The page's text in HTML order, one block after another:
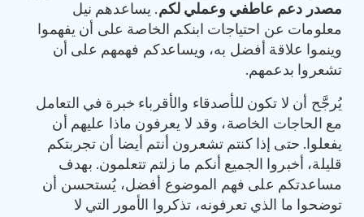
مصدر دعم عاطفي وعملي لكم. يساعدهم نيل
معلومات عن احتياجات ابنكم الخاصة على أن يفهموا
وينموا علاقة أفضل به، ويساعدكم فهمهم على أن
تشعروا بدعمهم.
يُرجَّح أن لا تكون للأصدقاء والأقرباء خبرة في التعامل
مع الحاجات الخاصة، وقد لا يعرفون ماذا عليهم أن
يفعلوا. حتى إذا كنتم تشعرون أنتم أيضا أن تجربتكم
قليلة، أخبروا الجميع أنكم ما زلتم تتعلمون. بهدف
مساعدتكم على فهم الموضوع أفضل، يُستحسن أن
توضحوا ما الذي تعرفونه، تذكروا الأمور التي لا